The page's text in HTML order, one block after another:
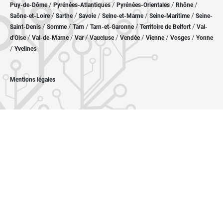
Puy-de-Dôme/ Pyrénées-Atlantiques / Pyrénées-Orientales / Rhône/
Saône-et-Loire/ Sarthe/ Savoie/ Seine-et-Marne/ Seine-Maritime/ Seine-
Saint-Denis /Somme/ Tarn / Tarn-et-Garonne/Territoire de Belfort / Val-
d'Oise/ Val-de-Marne/Var/Vaucluse/ Vendée/ Vienne/ Vosges / Yonne
/ Yvelines
Mentions légales